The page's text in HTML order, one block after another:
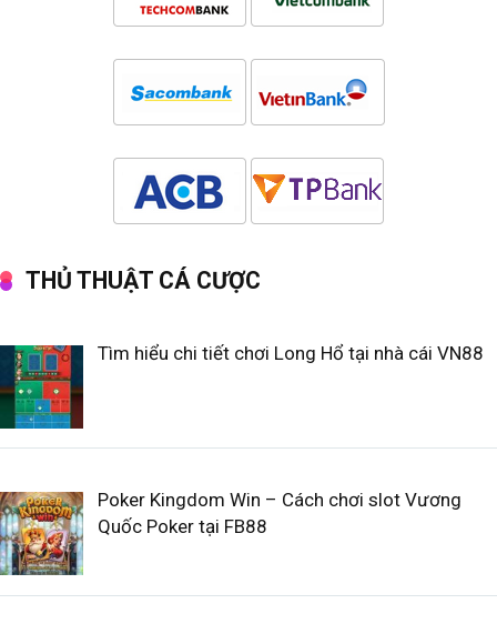
THỦ THUẬT CÁ CƯỢC
Tìm hiểu chi tiết chơi Long Hổ tại nhà cái VN88
Poker Kingdom Win – Cách chơi slot Vương
Quốc Poker tại FB88